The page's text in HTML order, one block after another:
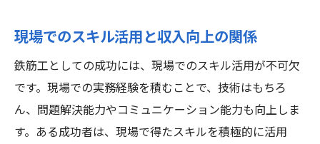
現場でのスキル活用と収入向上の関係
鉄筋工としての成功には、現場でのスキル活用が不可欠
です。現場での実務経験を積むことで、技術はもちろ
ん、問題解決能力やコミュニケーション能力も向上しま
す。ある成功者は、現場で得たスキルを積極的に活用